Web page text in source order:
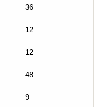
36
12
12
48
9